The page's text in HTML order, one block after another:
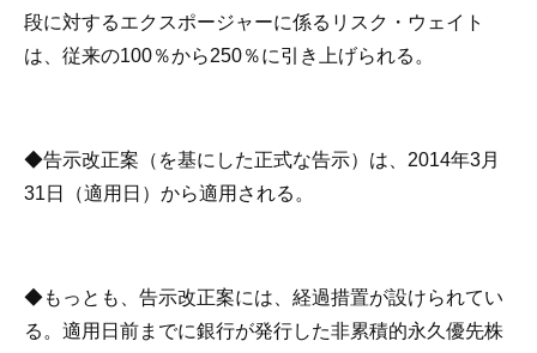
段に対するエクスポージャーに係るリスク・ウェイト
は、従来の100％から250％に引き上げられる。
◆告示改正案（を基にした正式な告示）は、2014年3月
31日（適用日）から適用される。
◆もっとも、告示改正案には、経過措置が設けられてい
る。適用日前までに銀行が発行した非累積的永久優先株